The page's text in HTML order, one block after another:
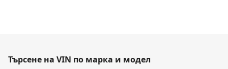
Търсене на VIN по марка и модел